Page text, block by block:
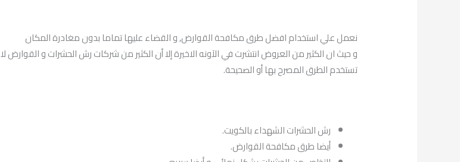
نعمل علي استخدام افضل طرق مكافحة القوارض, و القضاء عليها تماما بدون مغادرة المكان
و حيث ان الكثير من العروض انتشرت في الآونه الاخيرة إلا أن الكثير من شركات رش الحشرات و القوارض لا
تستخدم الطرق المصرح بها أو الصحيحة.
رش الحشرات الشهداء بالكويت.
أيضا طرق مكافحة القوارض.